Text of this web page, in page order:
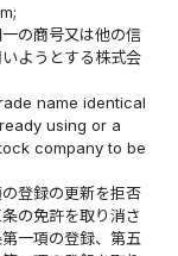
の商号又は他の信
ようとする株式会
name identical
using or a
company to be
登録の更新を拒否
の免許を取り消さ
一項の登録、第五